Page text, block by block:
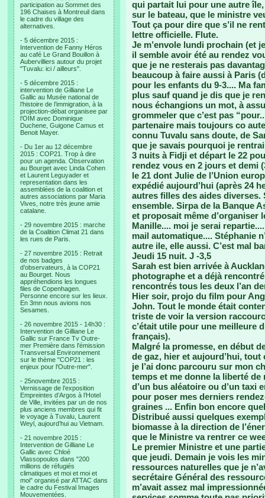
participation au Sommet des
196 Chaises à Montreuil dans
le cadre du village des
alternatives.
- 5 décembre 2015 :
Intervention de Fanny Héros
au café Le Grand Bouillon à
Aubervilliers autour du projet
"Tuvalu: ici / ailleurs".
- 5 décembre 2015 :
intervention de Gilliane Le
Gallic au Musée national de
l’histoire de l’immigration, à la
projection-débat organisee par
l’OIM avec Dominique
Duchene, Guigone Camus et
Benoit Mayer.
- Du 1er au 12 décembre
2015 : COP21. Trop à dire
pour un agenda. Observation
au Bourget avec Linda Cohen
et Laurent Leguyader et
representation dans les
assemblées de la coalition et
autres associations par Maria
Vives, notre très jeune amie
catalane.
- 29 novembre 2015 : marche
de la Coalition Climat 21 dans
les rues de Paris.
- 27 novembre 2015 : Retrait
de nos badges
d’observateurs, à la COP21
au Bourget. Nous
appréhendions les longues
files de Copenhagen.
Personne encore sur les lieux.
En 3mn nous avions nos
Sesames.
- 26 novembre 2015 - 14h30 :
Intervention de Gilliane Le
Gallic sur France Tv Outre-
mer Première dans l'émission
Transversal Environnement
sur le thème "COP21 : les
enjeux pour l'Outre-mer".
- 25novembre 2015 :
Vernissage de l’exposition
Empreintes d’Argos à l’Hotel
de Ville, invitées par un de nos
plus anciens membres qui fit
le voyage à Tuvalu, Laurent
Weyl, aujourd’hui au Vietnam.
- 21 novembre 2015 :
Intervention de Gilliane Le
Gallic avec Chloé
Vlassopoulos dans "200
millions de réfugiés
climatiques et moi et moi et
moi" organisé par ATTAC dans
le cadre du Festival Images
Mouvementées.
qui partait lui pour une autre
sur le bateau, que le ministre
Tout ça pour dire que s’il ne
lettre officielle. Flute.
Je m’envole lundi prochain (et
il semble avoir été au rendez
que je ne resterais pas
beaucoup à faire aussi à Paris
pour les enfants du 9-3.... Ma
plus sauf quand je dis que je
nous échangions un mot, à
grommeler que c’est pas
partenaire mais toujours co
connu Tuvalu sans doute, de
que je savais pourquoi je
3 nuits à Fidji et départ le 22
rendez vous en 2 jours et demi
le 21 dont Julie de l’Union
expédié aujourd’hui (après 24
autres filles des aides
ensemble. Sirpa de la Banque
et proposait même d’organiser
Manille.... moi je serai
mail automatique.... Stéphanie
autre ile, elle aussi. C’est mal
Jeudi 15 nuit. J -3,5
Sarah est bien arrivée à
photographe et a déjà
rencontrés tous les deux l’an
Hier soir, projo du film pour
John. Tout le monde était
triste de voir la version
c’était utile pour une meilleure
français).
Malgré la promesse, en début
de gaz, hier et aujourd’hui, tout
je l’ai donc parcouru sur mon
temps et me donne la liberté
d’un bus aléatoire ou d’un taxi
pour poser mes derniers
graines ... Enfin bon encore
Distribué aussi quelques
biomasse à la direction de
que le Ministre va rentrer ce
Le premier Ministre et une
que jeudi. Demain je vois les
ressources naturelles que je
secrétaire Général des
m’avait assez mal